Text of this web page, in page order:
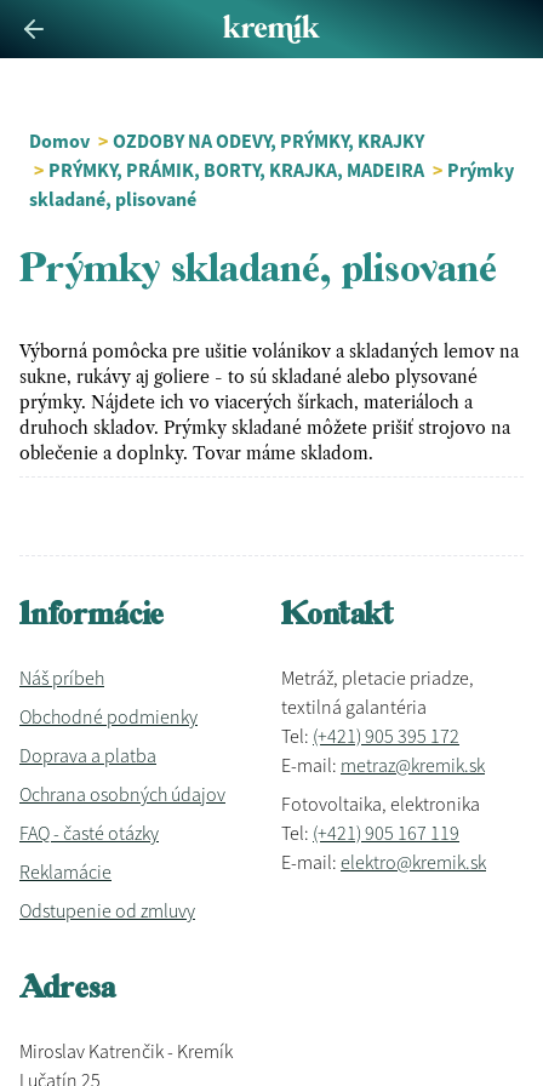
Domov > OZDOBY NA ODEVY, PRÝMKY, KRAJKY
> PRÝMKY, PRÁMIK, BORTY, KRAJKA, MADEIRA > Prýmky
skladané, plisované
Prýmky skladané, plisované
Výborná pomôcka pre ušitie volánikov a skladaných lemov na
sukne, rukávy aj goliere - to sú skladané alebo plysované
prýmky. Nájdete ich vo viacerých šírkach, materiáloch a
druhoch skladov. Prýmky skladané môžete prišiť strojovo na
oblečenie a doplnky. Tovar máme skladom.
Informácie
Náš príbeh
Obchodné podmienky
Doprava a platba
Ochrana osobných údajov
FAQ - časté otázky
Reklamácie
Odstupenie od zmluvy
Kontakt
Metráž, pletacie priadze,
textilná galantéria
Tel: (+421) 905 395 172
E-mail: metraz@kremik.sk
Fotovoltaika, elektronika
Tel: (+421) 905 167 119
E-mail: elektro@kremik.sk
Adresa
Miroslav Katrenčik - Kremík
Lučatín 25